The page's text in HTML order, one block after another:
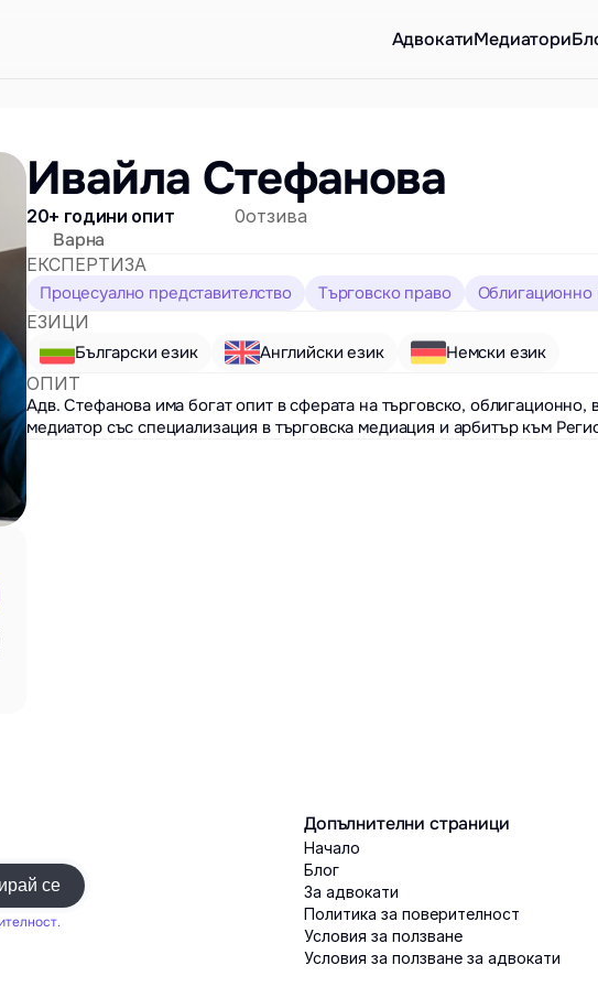
AдвокатиМедиатори
Ивайла Стефанова
20+ години опит 0отзива
Варна
ЕКСПЕРТИЗА
Процесуално представителство
Търговско право Облигационно
ЕЗИЦИ
Български език
Английски език
Немски език
ОПИТ
Адв. Стефанова има богат опит в сферата на търговско,
медиатор със специализация в търговска медиация и арбитър към
Допълнителни страници
Начало
Блог
За адвокати
Политика за поверителност
Условия за ползване
Условия за ползване за адвокати